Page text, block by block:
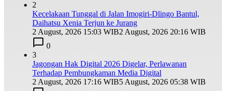
2
Kecelakaan Tunggal di Jalan Imogiri-Dlingo Bantul,
Daihatsu Xenia Terjun ke Jurang
2 August, 2026 15:03 WIB2 August, 2026 20:16 WIB
0
3
Jagongan Hak Digital 2026 Digelar, Perlawanan
Terhadap Pembungkaman Media Digital
2 August, 2026 17:16 WIB5 August, 2026 05:38 WIB